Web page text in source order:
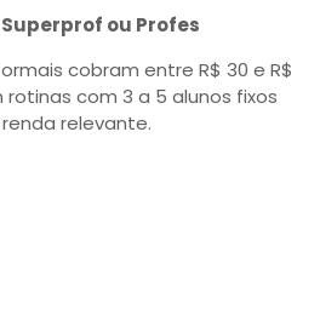
Superprof ou Profes
cobram entre R$ 30 e R$
com 3 a 5 alunos fixos
relevante.